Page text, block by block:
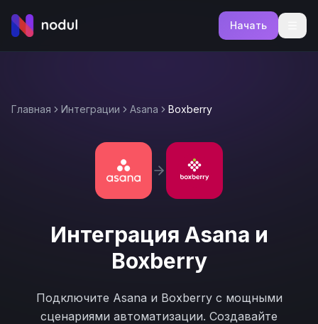
Начать
Главная Интеграции Asana Boxberry
Интеграция Asana и
Boxberry
Подключите Asana и Boxberryс мощными
сценариями автоматизации. Создавайте